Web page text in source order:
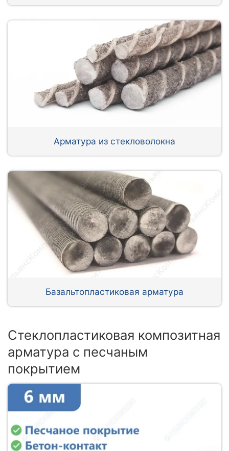
Арматура из стекловолокна
Базальтопластиковая арматура
Стеклопластиковая композитная
арматура с песчаным
покрытием